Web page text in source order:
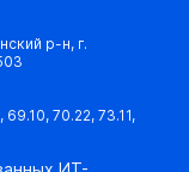
р-н, г.
70.22, 73.11,